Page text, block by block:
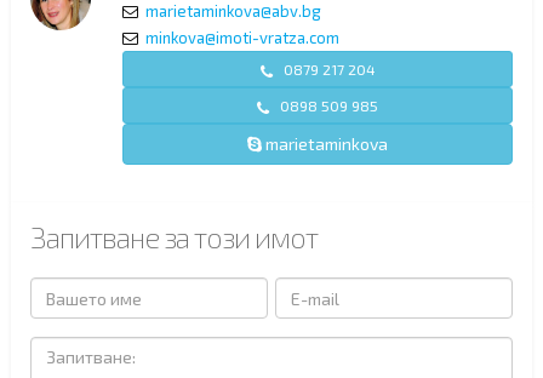
marietaminkova@abv.bg
minkova@imoti-vratza.com
0879 217 204
0898 509 985
marietaminkova
Запитване за този имот